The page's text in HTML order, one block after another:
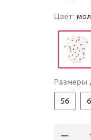
Цвет:
Размеры
56